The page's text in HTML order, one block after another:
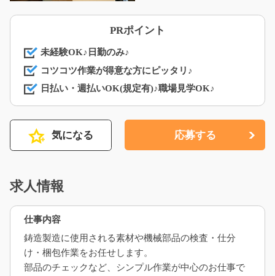
PRポイント
未経験OK♪日勤のみ♪
コツコツ作業が得意な方にピッタリ♪
日払い・週払いOK(規定有)♪職場見学OK♪
気になる 応募する
求人情報
仕事内容
鋳造製造に使用される素材や機械部品の検査・仕分
け・梱包作業をお任せします。
部品のチェックなど、シンプル作業が中心のお仕事で